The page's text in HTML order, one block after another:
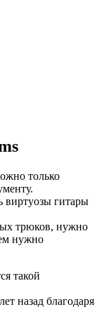
только
виртуозы гитары
трюков, нужно
нужно
такой
назад благодаря